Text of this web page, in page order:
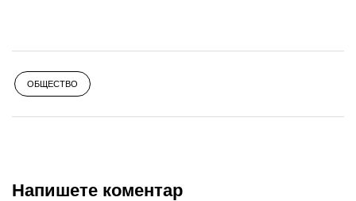
ОБЩЕСТВО
Напишете коментар